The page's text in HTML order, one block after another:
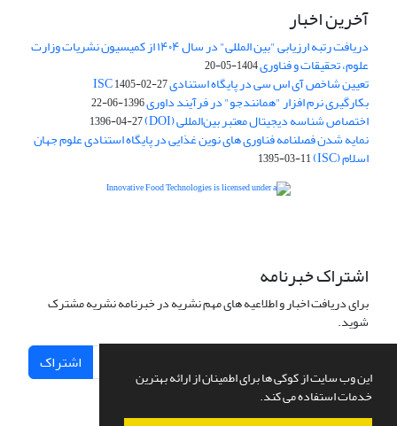
این وب سایت از کوکی ها برای اطمینان از ارائه بهترین
خدمات استفاده می کند.
آخرین اخبار
دریافت رتبه ارزیابی "بین المللی" در سال ۱۴۰۴ از کمیسیون نشریات وزارت
علوم، تحقیقات و فناوری1404-05-20
تعیین شاخص آی اس سی در پایگاه استنادی ISC1405-02-27
بکارگیری نرم افزار "همانندجو" در فرآیند داوری1396-06-22
اختصاص شناسه دیجیتال معتبر بین‌المللی (DOI) 1396-04-27
نمایه شدن فصلنامه فناوری های نوین غذایی در پایگاه استنادی علوم جهان
اسلام (ISC) 1395-03-11
اشتراک خبرنامه
برای دریافت اخبار و اطلاعیه های مهم نشریه در خبرنامه نشریه مشترک
شوید.
اشتراک